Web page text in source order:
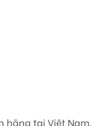
hãng tại Việt Nam.